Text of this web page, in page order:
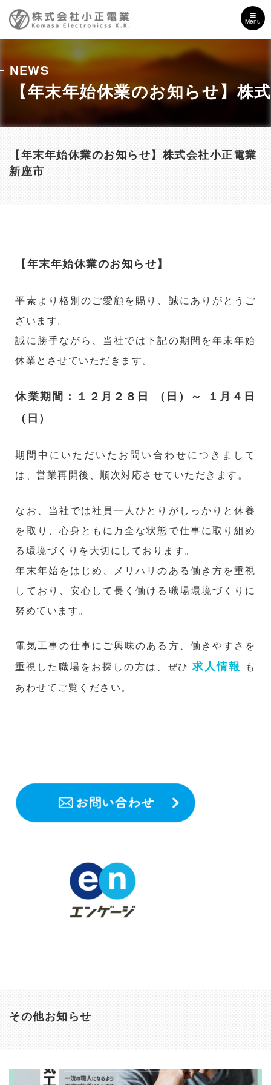
Menu
【年末年始休業のお知らせ】株
NEWS
【年末年始休業のお知らせ】株式会社小正電業
新座市
【年末年始休業のお知らせ】
平素より格別のご愛顧を賜り、誠にありがとうご
ざいます。
誠に勝手ながら、当社では下記の期間を年末年始
休業とさせていただきます。
休業期間：１２月２８日 （日）～ １月４日
（日）
期間中にいただいたお問い合わせにつきまして
は、営業再開後、順次対応させていただきます。
なお、当社では社員一人ひとりがしっかりと休養
を取り、心身ともに万全な状態で仕事に取り組め
る環境づくりを大切にしております。
年末年始をはじめ、メリハリのある働き方を重視
しており、安心して長く働ける職場環境づくりに
努めています。
電気工事の仕事にご興味のある方、働きやすさを
重視した職場をお探しの方は、ぜひ求人情報
も
あわせてご覧ください。
その他お知らせ